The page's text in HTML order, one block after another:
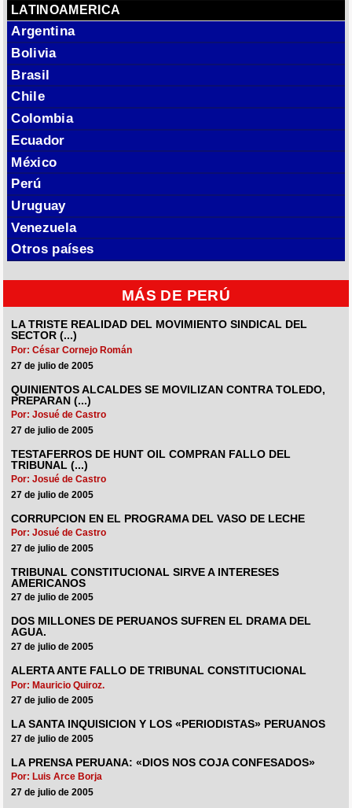
LATINOAMERICA
Argentina
Bolivia
Brasil
Chile
Colombia
Ecuador
México
Perú
Uruguay
Venezuela
Otros países
MÁS DE PERÚ
LA TRISTE REALIDAD DEL MOVIMIENTO SINDICAL DEL
SECTOR (...)
Por: César Cornejo Román
27 de julio de 2005
QUINIENTOS ALCALDES SE MOVILIZAN CONTRA TOLEDO,
PREPARAN (...)
Por: Josué de Castro
27 de julio de 2005
TESTAFERROS DE HUNT OIL COMPRAN FALLO DEL
TRIBUNAL (...)
Por: Josué de Castro
27 de julio de 2005
CORRUPCION EN EL PROGRAMA DEL VASO DE LECHE
Por: Josué de Castro
27 de julio de 2005
TRIBUNAL CONSTITUCIONAL SIRVE A INTERESES
AMERICANOS
27 de julio de 2005
DOS MILLONES DE PERUANOS SUFREN EL DRAMA DEL
AGUA.
27 de julio de 2005
ALERTA ANTE FALLO DE TRIBUNAL CONSTITUCIONAL
Por: Mauricio Quiroz.
27 de julio de 2005
LA SANTA INQUISICION Y LOS «PERIODISTAS» PERUANOS
27 de julio de 2005
LA PRENSA PERUANA: «DIOS NOS COJA CONFESADOS»
Por: Luis Arce Borja
27 de julio de 2005